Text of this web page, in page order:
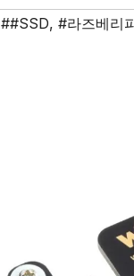
##SSD, #라즈베리